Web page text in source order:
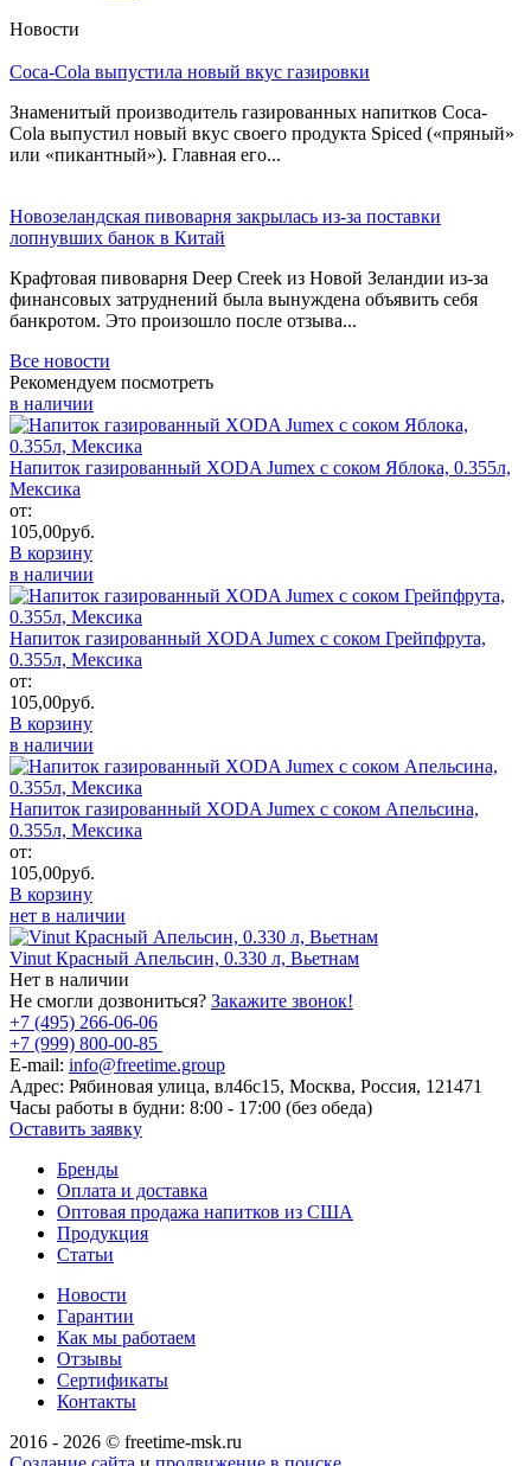
Новости
Coca-Cola выпустила новый вкус газировки
Знаменитый производитель газированных напитков Coca-
Cola выпустил новый вкус своего продукта Spiced («пряный»
или «пикантный»). Главная его...
Новозеландская пивоварня закрылась из-за поставки
лопнувших банок в Китай
Крафтовая пивоварня Deep Creek из Новой Зеландии из-за
финансовых затруднений была вынуждена объявить себя
банкротом. Это произошло после отзыва...
Все новости
Рекомендуем посмотреть
в наличии
Напиток газированный XODA Jumex с соком Яблока, 0.355л,
Мексика
от:
105,00руб.
В корзину
в наличии
Напиток газированный XODA Jumex с соком Грейпфрута,
0.355л, Мексика
от:
105,00руб.
В корзину
в наличии
Напиток газированный XODA Jumex с соком Апельсина,
0.355л, Мексика
от:
105,00руб.
В корзину
нет в наличии
Vinut Красный Апельсин, 0.330 л, Вьетнам
Нет в наличии
Не смогли дозвониться? Закажите звонок!
+7 (495) 266-06-06
+7 (999) 800-00-85
E-mail: info@freetime.group
Адрес: Рябиновая улица, вл46с15, Москва, Россия, 121471
Часы работы в будни: 8:00 - 17:00 (без обеда)
Оставить заявку
Бренды
Оплата и доставка
Оптовая продажа напитков из США
Продукция
Статьи
Новости
Гарантии
Как мы работаем
Отзывы
Сертификаты
Контакты
2016 - 2026 © freetime-msk.ru